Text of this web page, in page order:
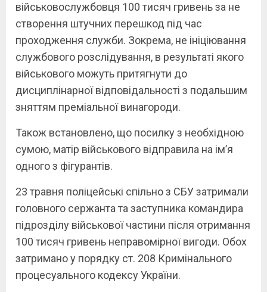
військовослужбовця 100 тисяч гривень за не
створення штучних перешкод під час
проходження служби. Зокрема, не ініціювання
службового розслідування, в результаті якого
військового можуть притягнути до
дисциплінарної відповідальності з подальшим
зняттям преміальної винагороди.
Також встановлено, що посилку з необхідною
сумою, матір військового відправила на ім’я
одного з фігурантів.
23 травня поліцейські спільно з СБУ затримали
головного сержанта та заступника командира
підрозділу військової частини після отримання
100 тисяч гривень неправомірної вигоди. Обох
затримано у порядку ст. 208 Кримінального
процесуального кодексу України.